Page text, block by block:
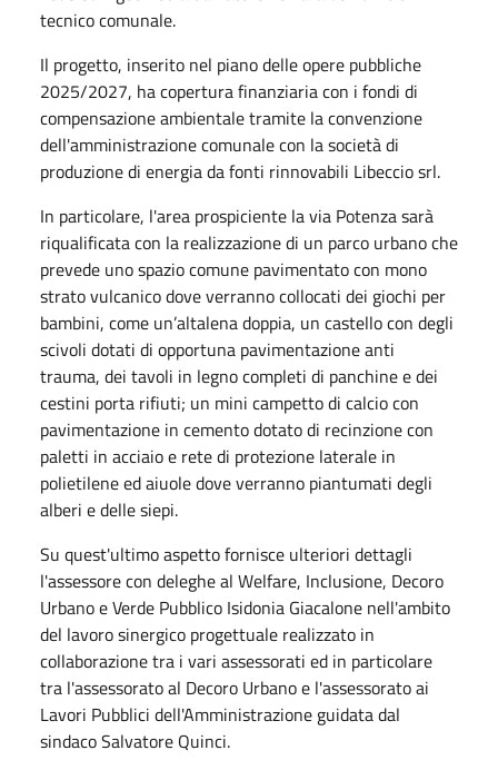
tecnico comunale.
Il progetto, inserito nel piano delle opere pubbliche
2025/2027, ha copertura finanziaria con i fondi di
compensazione ambientale tramite la convenzione
dell'amministrazione comunale con la società di
produzione di energia da fonti rinnovabili Libeccio srl.
In particolare, l'area prospiciente la via Potenza sarà
riqualificata con la realizzazione di un parco urbano che
prevede uno spazio comune pavimentato con mono
strato vulcanico dove verranno collocati dei giochi per
bambini, come un’altalena doppia, un castello con degli
scivoli dotati di opportuna pavimentazione anti
trauma, dei tavoli in legno completi di panchine e dei
cestini porta rifiuti; un mini campetto di calcio con
pavimentazione in cemento dotato di recinzione con
paletti in acciaio e rete di protezione laterale in
polietilene ed aiuole dove verranno piantumati degli
alberi e delle siepi.
Su quest'ultimo aspetto fornisce ulteriori dettagli
l'assessore con deleghe al Welfare, Inclusione, Decoro
Urbano e Verde Pubblico Isidonia Giacalone nell'ambito
del lavoro sinergico progettuale realizzato in
collaborazione tra i vari assessorati ed in particolare
tra l'assessorato al Decoro Urbano e l'assessorato ai
Lavori Pubblici dell'Amministrazione guidata dal
sindaco Salvatore Quinci.